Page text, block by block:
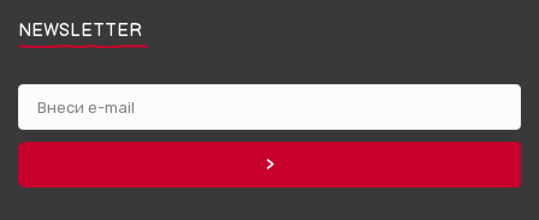
NEWSLETTER